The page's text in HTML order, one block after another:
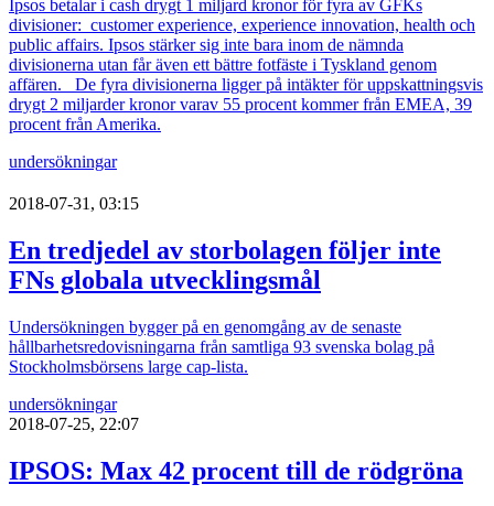
Ipsos betalar i cash drygt 1 miljard kronor för fyra av GFKs
divisioner: customer experience, experience innovation, health och
public affairs. Ipsos stärker sig inte bara inom de nämnda
divisionerna utan får även ett bättre fotfäste i Tyskland genom
affären. De fyra divisionerna ligger på intäkter för uppskattningsvis
drygt 2 miljarder kronor varav 55 procent kommer från EMEA, 39
procent från Amerika.
undersökningar
2018-07-31, 03:15
En tredjedel av storbolagen följer inte
FNs globala utvecklingsmål
Undersökningen bygger på en genomgång av de senaste
hållbarhetsredovisningarna från samtliga 93 svenska bolag på
Stockholmsbörsens large cap-lista.
undersökningar
2018-07-25, 22:07
IPSOS: Max 42 procent till de rödgröna